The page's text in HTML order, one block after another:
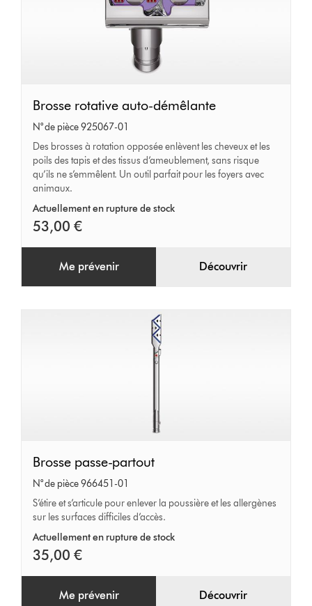
Brosse
rotative
auto-
démêlante
Brosse rotative auto-démêlante
N° de pièce 925067-01
Des brosses à rotation opposée enlèvent les cheveux et les
poils des tapis et des tissus d’ameublement, sans risque
qu’ils ne s’emmêlent. Un outil parfait pour les foyers avec
animaux.
Actuellement en rupture de stock
53,00 €
Me prévenir Découvrir
Brosse
passe-
partout
Brosse passe-partout
N° de pièce 966451-01
S’étire et s’articule pour enlever la poussière et les allergènes
sur les surfaces difficiles d’accès.
Actuellement en rupture de stock
35,00 €
Me prévenir Découvrir